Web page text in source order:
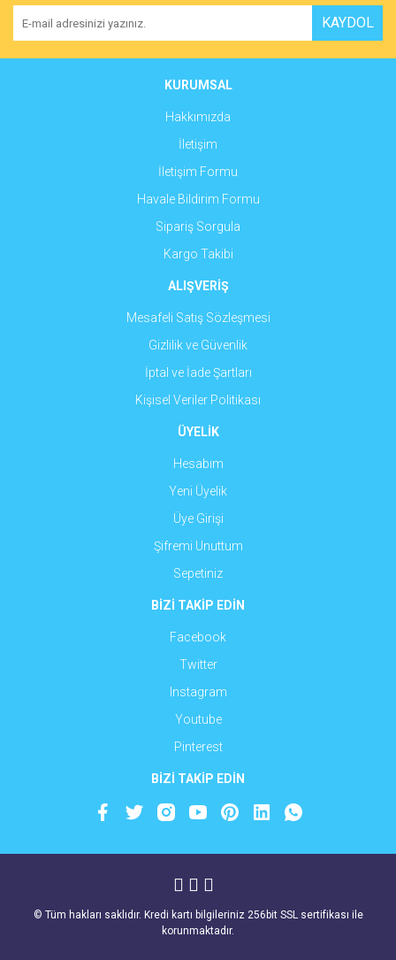
KAYDOL
KURUMSAL
Hakkımızda
İletişim
İletişim Formu
Havale Bildirim Formu
Sipariş Sorgula
Kargo Takibi
ALIŞVERİŞ
Mesafeli Satış Sözleşmesi
Gizlilik ve Güvenlik
İptal ve İade Şartları
Kişisel Veriler Politikası
ÜYELİK
Hesabım
Yeni Üyelik
Üye Girişi
Şifremi Unuttum
Sepetiniz
BİZİ TAKİP EDİN
Facebook
Twitter
Instagram
Youtube
Pinterest
BİZİ TAKİP EDİN
© Tüm hakları saklıdır. Kredi kartı bilgileriniz 256bit SSL sertifikası ile
korunmaktadır.